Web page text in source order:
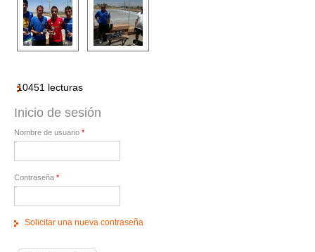
10451 lecturas
Inicio de sesión
Nombre de usuario *
Contraseña *
Solicitar una nueva contraseña